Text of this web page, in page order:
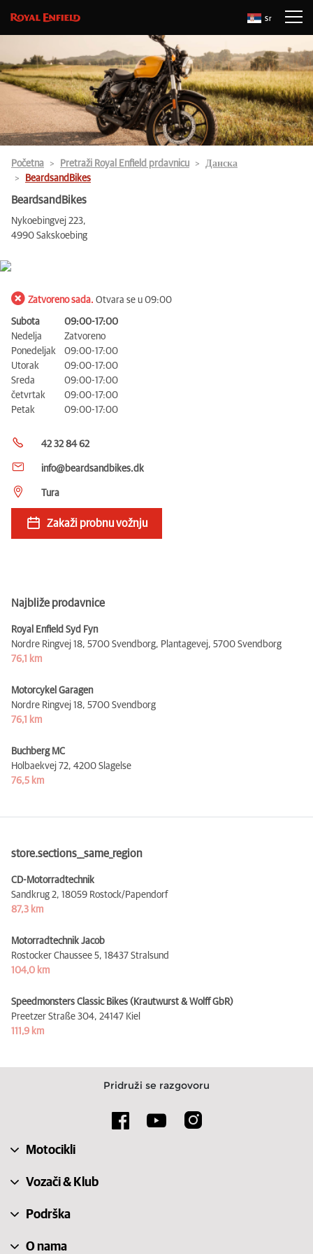
Sr
Početna Pretraži Royal Enfield prdavnicu
Данска
BeardsandBikes
BeardsandBikes
Nykoebingvej 223,
4990 Sakskoebing
Zatvoreno sada. Otvara se u 09:00
Subota
09:00-17:00
Nedelja
Zatvoreno
Ponedeljak
09:00-17:00
Utorak
09:00-17:00
Sreda
09:00-17:00
četvrtak
09:00-17:00
Petak
09:00-17:00
42 32 84 62
info@beardsandbikes.dk
Tura
Zakaži probnu vožnju
Najbliže prodavnice
Royal Enfield Syd Fyn
Nordre Ringvej 18, 5700 Svendborg, Plantagevej, 5700 Svendborg
76,1 km
Motorcykel Garagen
Nordre Ringvej 18, 5700 Svendborg
76,1 km
Buchberg MC
Holbaekvej 72, 4200 Slagelse
76,5 km
store.sections__same_region
CD-Motorradtechnik
Sandkrug 2, 18059 Rostock/Papendorf
87,3 km
Motorradtechnik Jacob
Rostocker Chaussee 5, 18437 Stralsund
104,0 km
Speedmonsters Classic Bikes (Krautwurst & Wolff GbR)
Preetzer Straße 304, 24147 Kiel
111,9 km
Pridruži se razgovoru
Motocikli
Vozači & Klub
Podrška
O nama